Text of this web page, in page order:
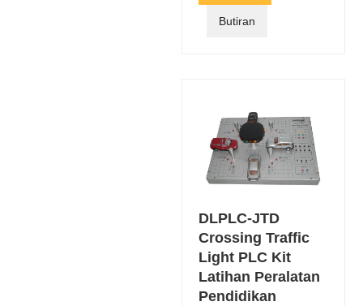
Butiran
DLPLC-JTD
Crossing Traffic
Light PLC Kit
Latihan Peralatan
Pendidikan